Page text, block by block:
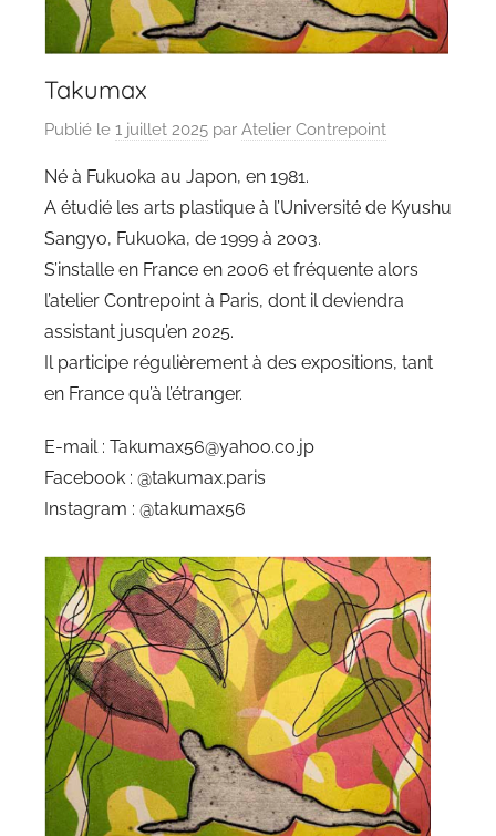
Takumax
Publié le 1 juillet 2025 par Atelier Contrepoint
Né à Fukuoka au Japon, en 1981.
A étudié les arts plastique à l’Université de Kyushu
Sangyo, Fukuoka, de 1999 à 2003.
S’installe en France en 2006 et fréquente alors
l’atelier Contrepoint à Paris, dont il deviendra
assistant jusqu’en 2025.
Il participe régulièrement à des expositions, tant
en France qu’à l’étranger.
E-mail : Takumax56@yahoo.co.jp
Facebook : @takumax.paris
Instagram : @takumax56